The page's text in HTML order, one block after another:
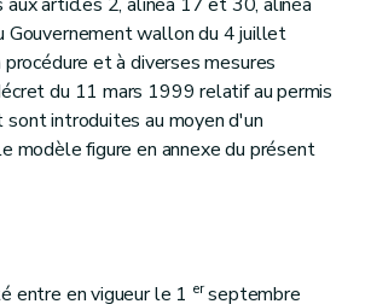
Gouvernement wallon du 4 juillet
et à diverses mesures
du 11 mars 1999 relatif au permis
sont introduites au moyen d'un
modèle figure en annexe du présent
entre en vigueur le 1 erseptembre